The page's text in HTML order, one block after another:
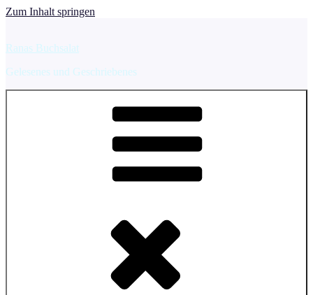
Zum Inhalt springen
Ranas Buchsalat
Gelesenes und Geschriebenes